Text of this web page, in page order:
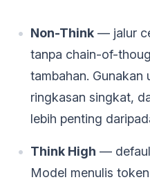
Non-Think — jalur
tanpa chain-of-
tambahan. Gunakan
ringkasan singkat,
lebih penting
Think High —
Model menulis